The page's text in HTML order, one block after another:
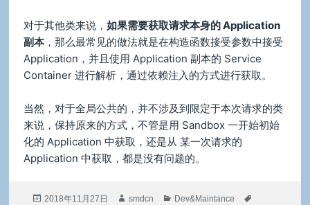
对于其他类来说，如果需要获取请求本身的 Application
副本，那么最常见的做法就是在构造函数接受参数中接受
Application，并且使用 Application 副本的 Service
Container 进行解析，通过依赖注入的方式进行获取。
当然，对于全局公共的，并不涉及到限定于本次请求的类
来说，保持原来的方式，不管是用 Sandbox 一开始初始
化的 Application 中获取，还是从 某一次请求的
Application 中获取，都是没有问题的。
发
2018年11月27日
作
smdcn
分
Dev&Maintance